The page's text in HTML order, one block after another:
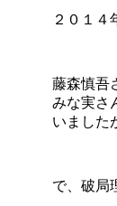
２０１４
藤森慎吾
みな実さ
いました
で、破局